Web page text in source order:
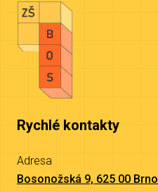
Rychlé kontakty
Adresa
Bosonožská 9, 625 00 Brno